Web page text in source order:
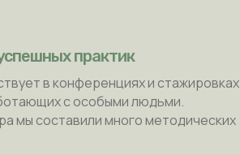
практик
в конференциях и стажировках
с особыми людьми.
мы составили много методических